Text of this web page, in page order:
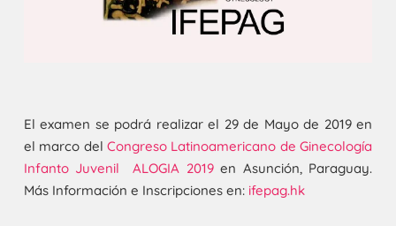
El examen se podrá realizar el 29 de Mayo de 2019 en
el marco del Congreso Latinoamericano de Ginecología
Infanto Juvenil ALOGIA 2019en Asunción, Paraguay.
Más Información e Inscripciones en: ifepag.hk